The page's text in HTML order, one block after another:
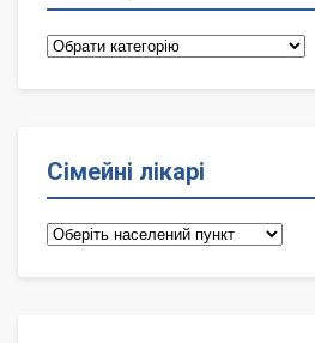
Категорії
Сімейні лікарі
Сімейні